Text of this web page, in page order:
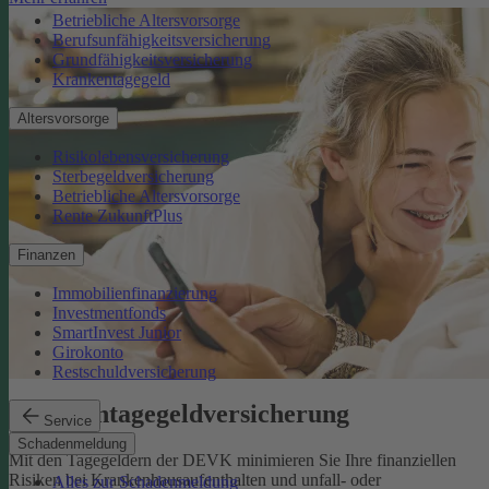
Betriebliche Altersvorsorge
Berufsunfähigkeitsversicherung
Grundfähigkeitsversicherung
Krankentagegeld
Altersvorsorge
Risikolebensversicherung
Sterbegeldversicherung
Betriebliche Altersvorsorge
Rente ZukunftPlus
Finanzen
Immobilienfinanzierung
Investmentfonds
SmartInvest Junior
Girokonto
Restschuldversicherung
Service
Schadenmeldung
Alles zur Schadenmeldung
Krankentagegeldversicherung
Mit den Tagegeldern der DEVK minimieren Sie Ihre finanziellen
Risiken bei Krankenhausaufenthalten und unfall- oder